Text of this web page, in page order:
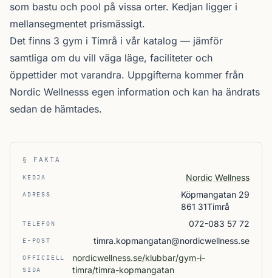
som bastu och pool på vissa orter. Kedjan ligger i
mellansegmentet prismässigt.
Det finns 3 gym i Timrå i vår katalog — jämför
samtliga om du vill väga läge, faciliteter och
öppettider mot varandra. Uppgifterna kommer från
Nordic Wellnesss egen information och kan ha ändrats
sedan de hämtades.
§ FAKTA
KEDJA Nordic Wellness
ADRESS
Köpmangatan 29
861 31Timrå
TELEFON 072-083 57 72
E-POST timra.kopmangatan@nordicwellness.se
OFFICIELL
SIDA
nordicwellness.se/klubbar/gym-i-
timra/timra-kopmangatan